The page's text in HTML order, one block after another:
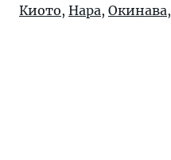
Киото, Нара, Окинава,